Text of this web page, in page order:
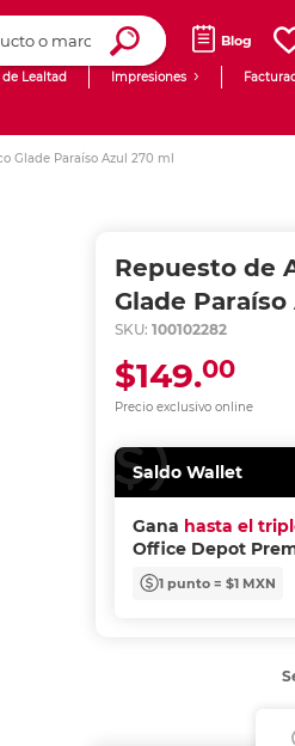
Blog
Lealtad Impresiones
Glade Paraíso Azul 270 ml
Repuesto de
Glade
SKU: 100102282
Precio exclusivo online
$149.00
Saldo Wallet
Gana hasta el
Office Depot
1 punto = $1 MXN